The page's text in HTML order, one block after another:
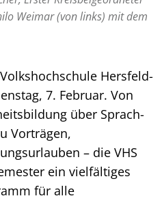
Weimar (von links) mit dem
Hersfeld-
7. Februar. Von
über Sprach-
Vorträgen,
– die VHS
ein vielfältiges
für alle